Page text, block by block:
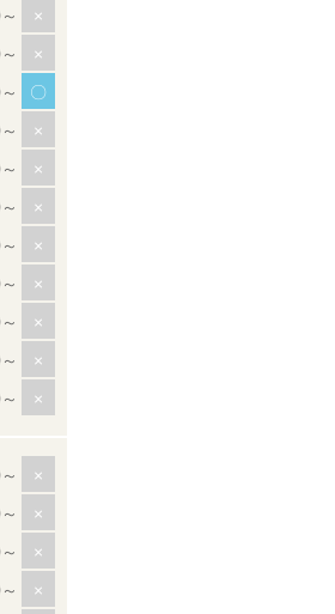
×
×
〇
×
×
×
×
×
×
×
×
×
×
×
×